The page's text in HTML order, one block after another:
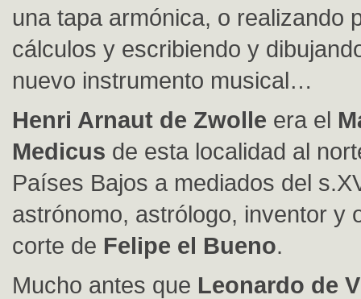
una tapa armónica, o realizando
cálculos y escribiendo y
nuevo instrumento musical…
Henri Arnaut de Zwolle era el
Medicus de esta localidad al
Países Bajos a mediados del
astrónomo, astrólogo, inventor y
corte de Felipe el Bueno.
Mucho antes que Leonardo de